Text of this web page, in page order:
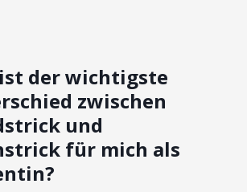
der wichtigste
zwischen
und
für mich als